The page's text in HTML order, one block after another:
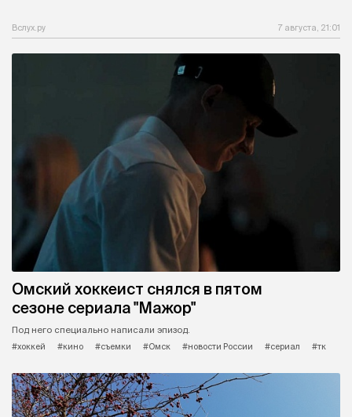
Вслух.ру 7 августа, 21:01
Омский хоккеист снялся в пятом
сезоне сериала "Мажор"
Под него специально написали эпизод.
#хоккей
#кино #съемки #Омск #новости России #сериал #тк